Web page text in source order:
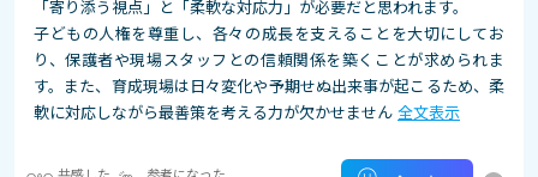
「寄り添う視点」と「柔軟な対応力」が必要だと思われます。
子どもの人権を尊重し、各々の成長を支えることを大切にしてお
り、保護者や現場スタッフとの信頼関係を築くことが求められま
す。また、育成現場は日々変化や予期せぬ出来事が起こるため、柔
軟に対応しながら最善策を考える力が欠かせません 全文表示
共感した 参考になった